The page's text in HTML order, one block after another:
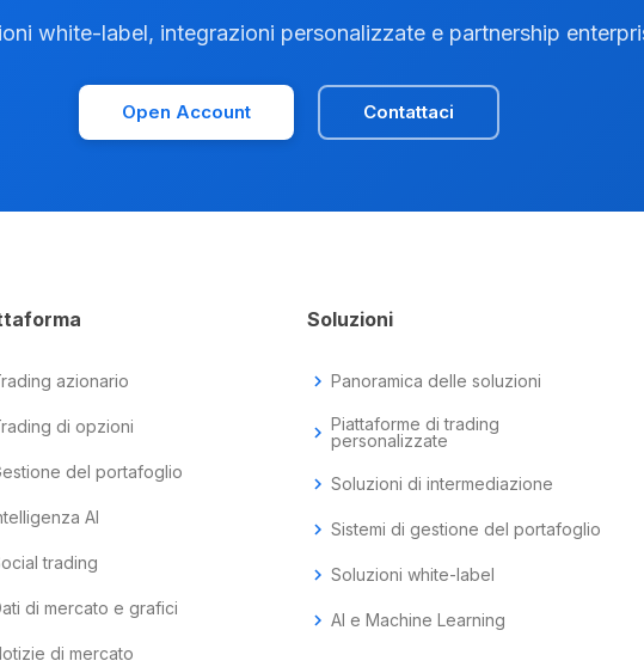
white-label, integrazioni personalizzate e partnership
Open Account Contattaci
azionario
di opzioni
del portafoglio
AI
trading
di mercato e grafici
di mercato
Soluzioni
chevron_right Panoramica delle soluzioni
chevron_right Piattaforme di trading
personalizzate
chevron_right Soluzioni di intermediazione
chevron_right Sistemi di gestione del portafoglio
chevron_right Soluzioni white-label
chevron_right AI e Machine Learning